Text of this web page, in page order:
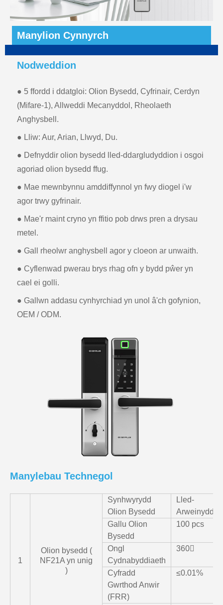
Manylion Cynnyrch
Nodweddion
● 5 ffordd i ddatgloi: Olion Bysedd, Cyfrinair, Cerdyn
(Mifare-1), Allweddi Mecanyddol, Rheolaeth
Anghysbell.
● Lliw: Aur, Arian, Llwyd, Du.
● Defnyddir olion bysedd lled-ddargludyddion i osgoi
agoriad olion bysedd ffug.
● Mae mewnbynnu amddiffynnol yn fwy diogel i'w
agor trwy gyfrinair.
● Mae'r maint cryno yn ffitio pob drws pren a drysau
metel.
● Gall rheolwr anghysbell agor y cloeon ar unwaith.
● Cyflenwad pwerau brys rhag ofn y bydd pŵer yn
cael ei golli.
● Gallwn addasu cynhyrchiad yn unol â'ch gofynion,
OEM / ODM.
Manylebau Technegol
1
Olion bysedd (
NF21A yn unig
)
Synhwyrydd
Olion Bysedd
Lled-
Arweinydd
Gallu Olion
Bysedd
100 pcs
Ongl
Cydnabyddiaeth
360〫
Cyfradd
Gwrthod Anwir
(FRR)
≤0.01%